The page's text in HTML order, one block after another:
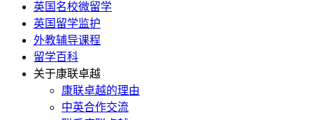
英国名校微留学
英国留学监护
外教辅导课程
留学百科
关于康联卓越
康联卓越的理由
中英合作交流